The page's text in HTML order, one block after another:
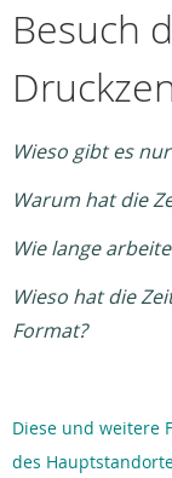
Besuch
Wieso gibt es
Warum hat die
Wie lange
Wieso hat die
Format?
Diese und weitere
des